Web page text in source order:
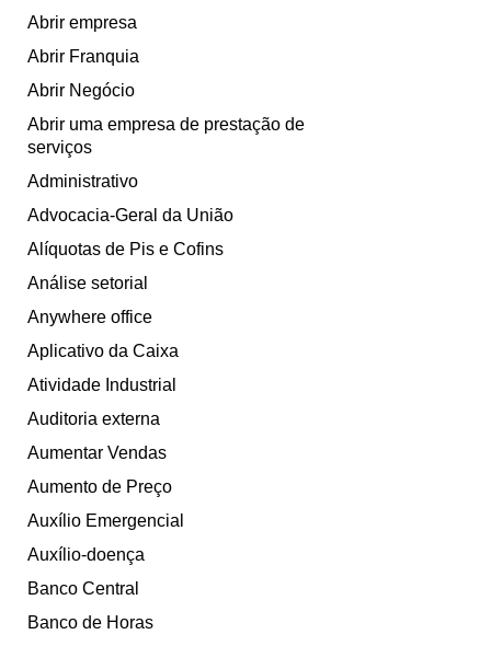
Abrir empresa
Abrir Franquia
Abrir Negócio
Abrir uma empresa de prestação de
serviços
Administrativo
Advocacia-Geral da União
Alíquotas de Pis e Cofins
Análise setorial
Anywhere office
Aplicativo da Caixa
Atividade Industrial
Auditoria externa
Aumentar Vendas
Aumento de Preço
Auxílio Emergencial
Auxílio-doença
Banco Central
Banco de Horas